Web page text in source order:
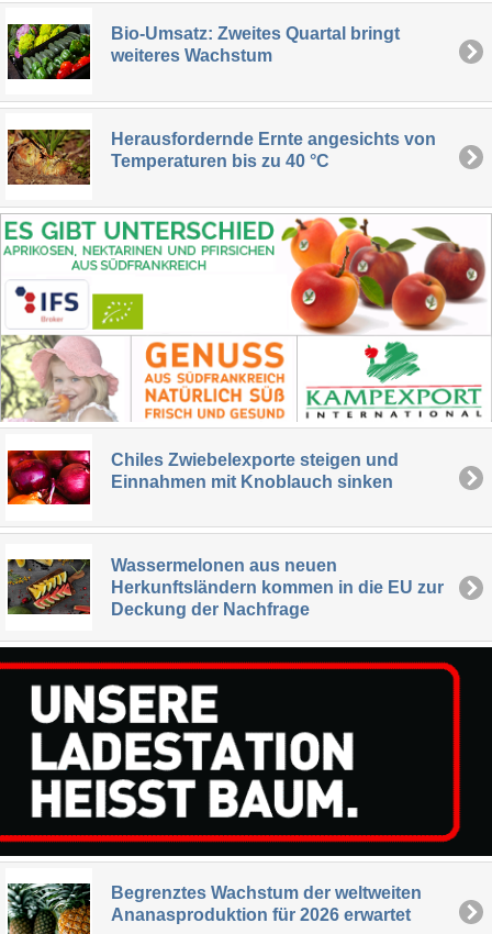
Bio-Umsatz: Zweites Quartal bringt
weiteres Wachstum
Herausfordernde Ernte angesichts von
Temperaturen bis zu 40 °C
Chiles Zwiebelexporte steigen und
Einnahmen mit Knoblauch sinken
Wassermelonen aus neuen
Herkunftsländern kommen in die EU zur
Deckung der Nachfrage
Begrenztes Wachstum der weltweiten
Ananasproduktion für 2026 erwartet